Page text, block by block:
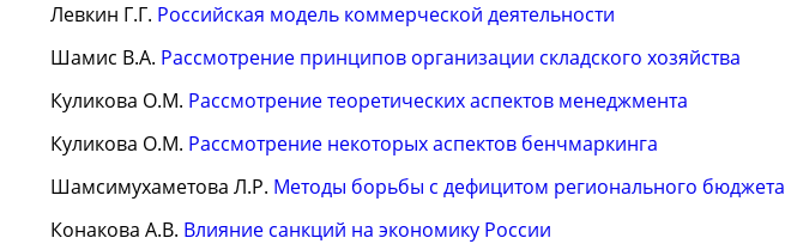
Левкин Г.Г. Российская модель коммерческой деятельности
Шамис В.А. Рассмотрение принципов организации складского хозяйства
Куликова О.М. Рассмотрение теоретических аспектов менеджмента
Куликова О.М. Рассмотрение некоторых аспектов бенчмаркинга
Шамсимухаметова Л.Р. Методы борьбы с дефицитом регионального бюджета
Конакова А.В. Влияние санкций на экономику России